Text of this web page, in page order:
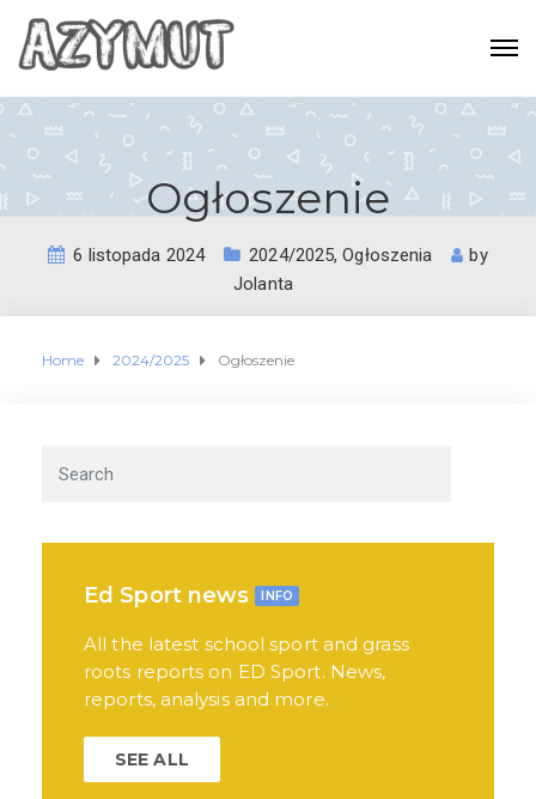
Ogłoszenie
6 listopada 2024 2024/2025,Ogłoszenia
by
Jolanta
Home 2024/2025 Ogłoszenie
Ed Sport news INFO
All the latest school sport and grass
roots reports on ED Sport. News,
reports, analysis and more.
SEE ALL